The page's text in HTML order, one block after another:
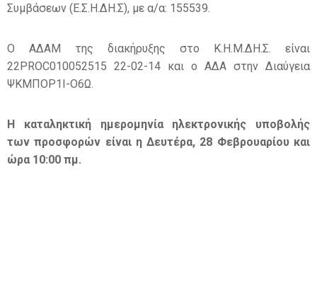
Συμβάσεων (Ε.Σ.Η.ΔΗ.Σ), με α/α: 155539.
Ο ΑΔΑΜ της διακήρυξης στο Κ.Η.Μ.ΔΗ.Σ. είναι
22PROC010052515 22-02-14 και ο ΑΔΑ στην Διαύγεια
ΨΚΜΠΟΡ1Ι-Ο6Ω.
Η καταληκτική ημερομηνία ηλεκτρονικής υποβολής
των προσφορών είναι η Δευτέρα, 28 Φεβρουαρίου και
ώρα 10:00 πμ.